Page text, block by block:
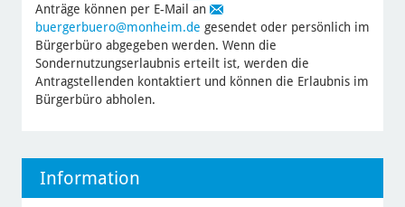
Anträge können per E-Mail an
buergerbuero@monheim.de gesendet oder persönlich im
Bürgerbüro abgegeben werden. Wenn die
Sondernutzungserlaubnis erteilt ist, werden die
Antragstellenden kontaktiert und können die Erlaubnis im
Bürgerbüro abholen.
Information